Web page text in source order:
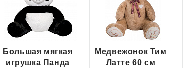
Большая мягкая
игрушка Панда
Медвежонок Тим
Латте 60 см